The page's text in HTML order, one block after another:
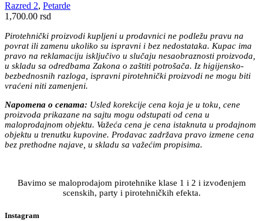
Razred 2, Petarde
1,700.00 rsd
Pirotehnički proizvodi kupljeni u prodavnici ne podležu pravu na
povrat ili zamenu ukoliko su ispravni i bez nedostataka. Kupac ima
pravo na reklamaciju isključivo u slučaju nesaobraznosti proizvoda,
u skladu sa odredbama Zakona o zaštiti potrošača. Iz higijensko-
bezbednosnih razloga, ispravni pirotehnički proizvodi ne mogu biti
vraćeni niti zamenjeni.
Napomena o cenama: Usled korekcije cena koja je u toku, cene
proizvoda prikazane na sajtu mogu odstupati od cena u
maloprodajnom objektu. Važeća cena je cena istaknuta u prodajnom
objektu u trenutku kupovine. Prodavac zadržava pravo izmene cena
bez prethodne najave, u skladu sa važećim propisima.
Bavimo se maloprodajom pirotehnike klase 1 i 2 i izvođenjem
scenskih, party i pirotehničkih efekta.
Instagram